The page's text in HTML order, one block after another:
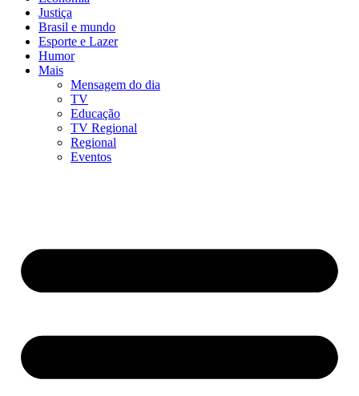
Justiça
Brasil e mundo
Esporte e Lazer
Humor
Mais
Mensagem do dia
TV
Educação
TV Regional
Regional
Eventos